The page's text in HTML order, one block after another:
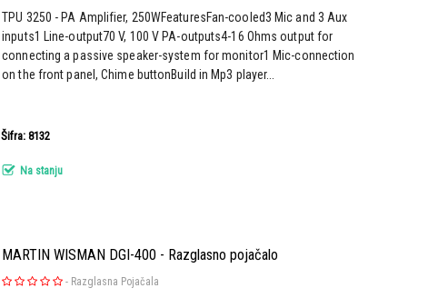
TPU 3250 - PA Amplifier, 250WFeaturesFan-cooled3 Mic and 3 Aux
inputs1 Line-output70 V, 100 V PA-outputs4-16 Ohms output for
connecting a passive speaker-system for monitor1 Mic-connection
on the front panel, Chime buttonBuild in Mp3 player...
Šifra: 8132
Na stanju
MARTIN WISMAN DGI-400 - Razglasno pojačalo
- Razglasna Pojačala